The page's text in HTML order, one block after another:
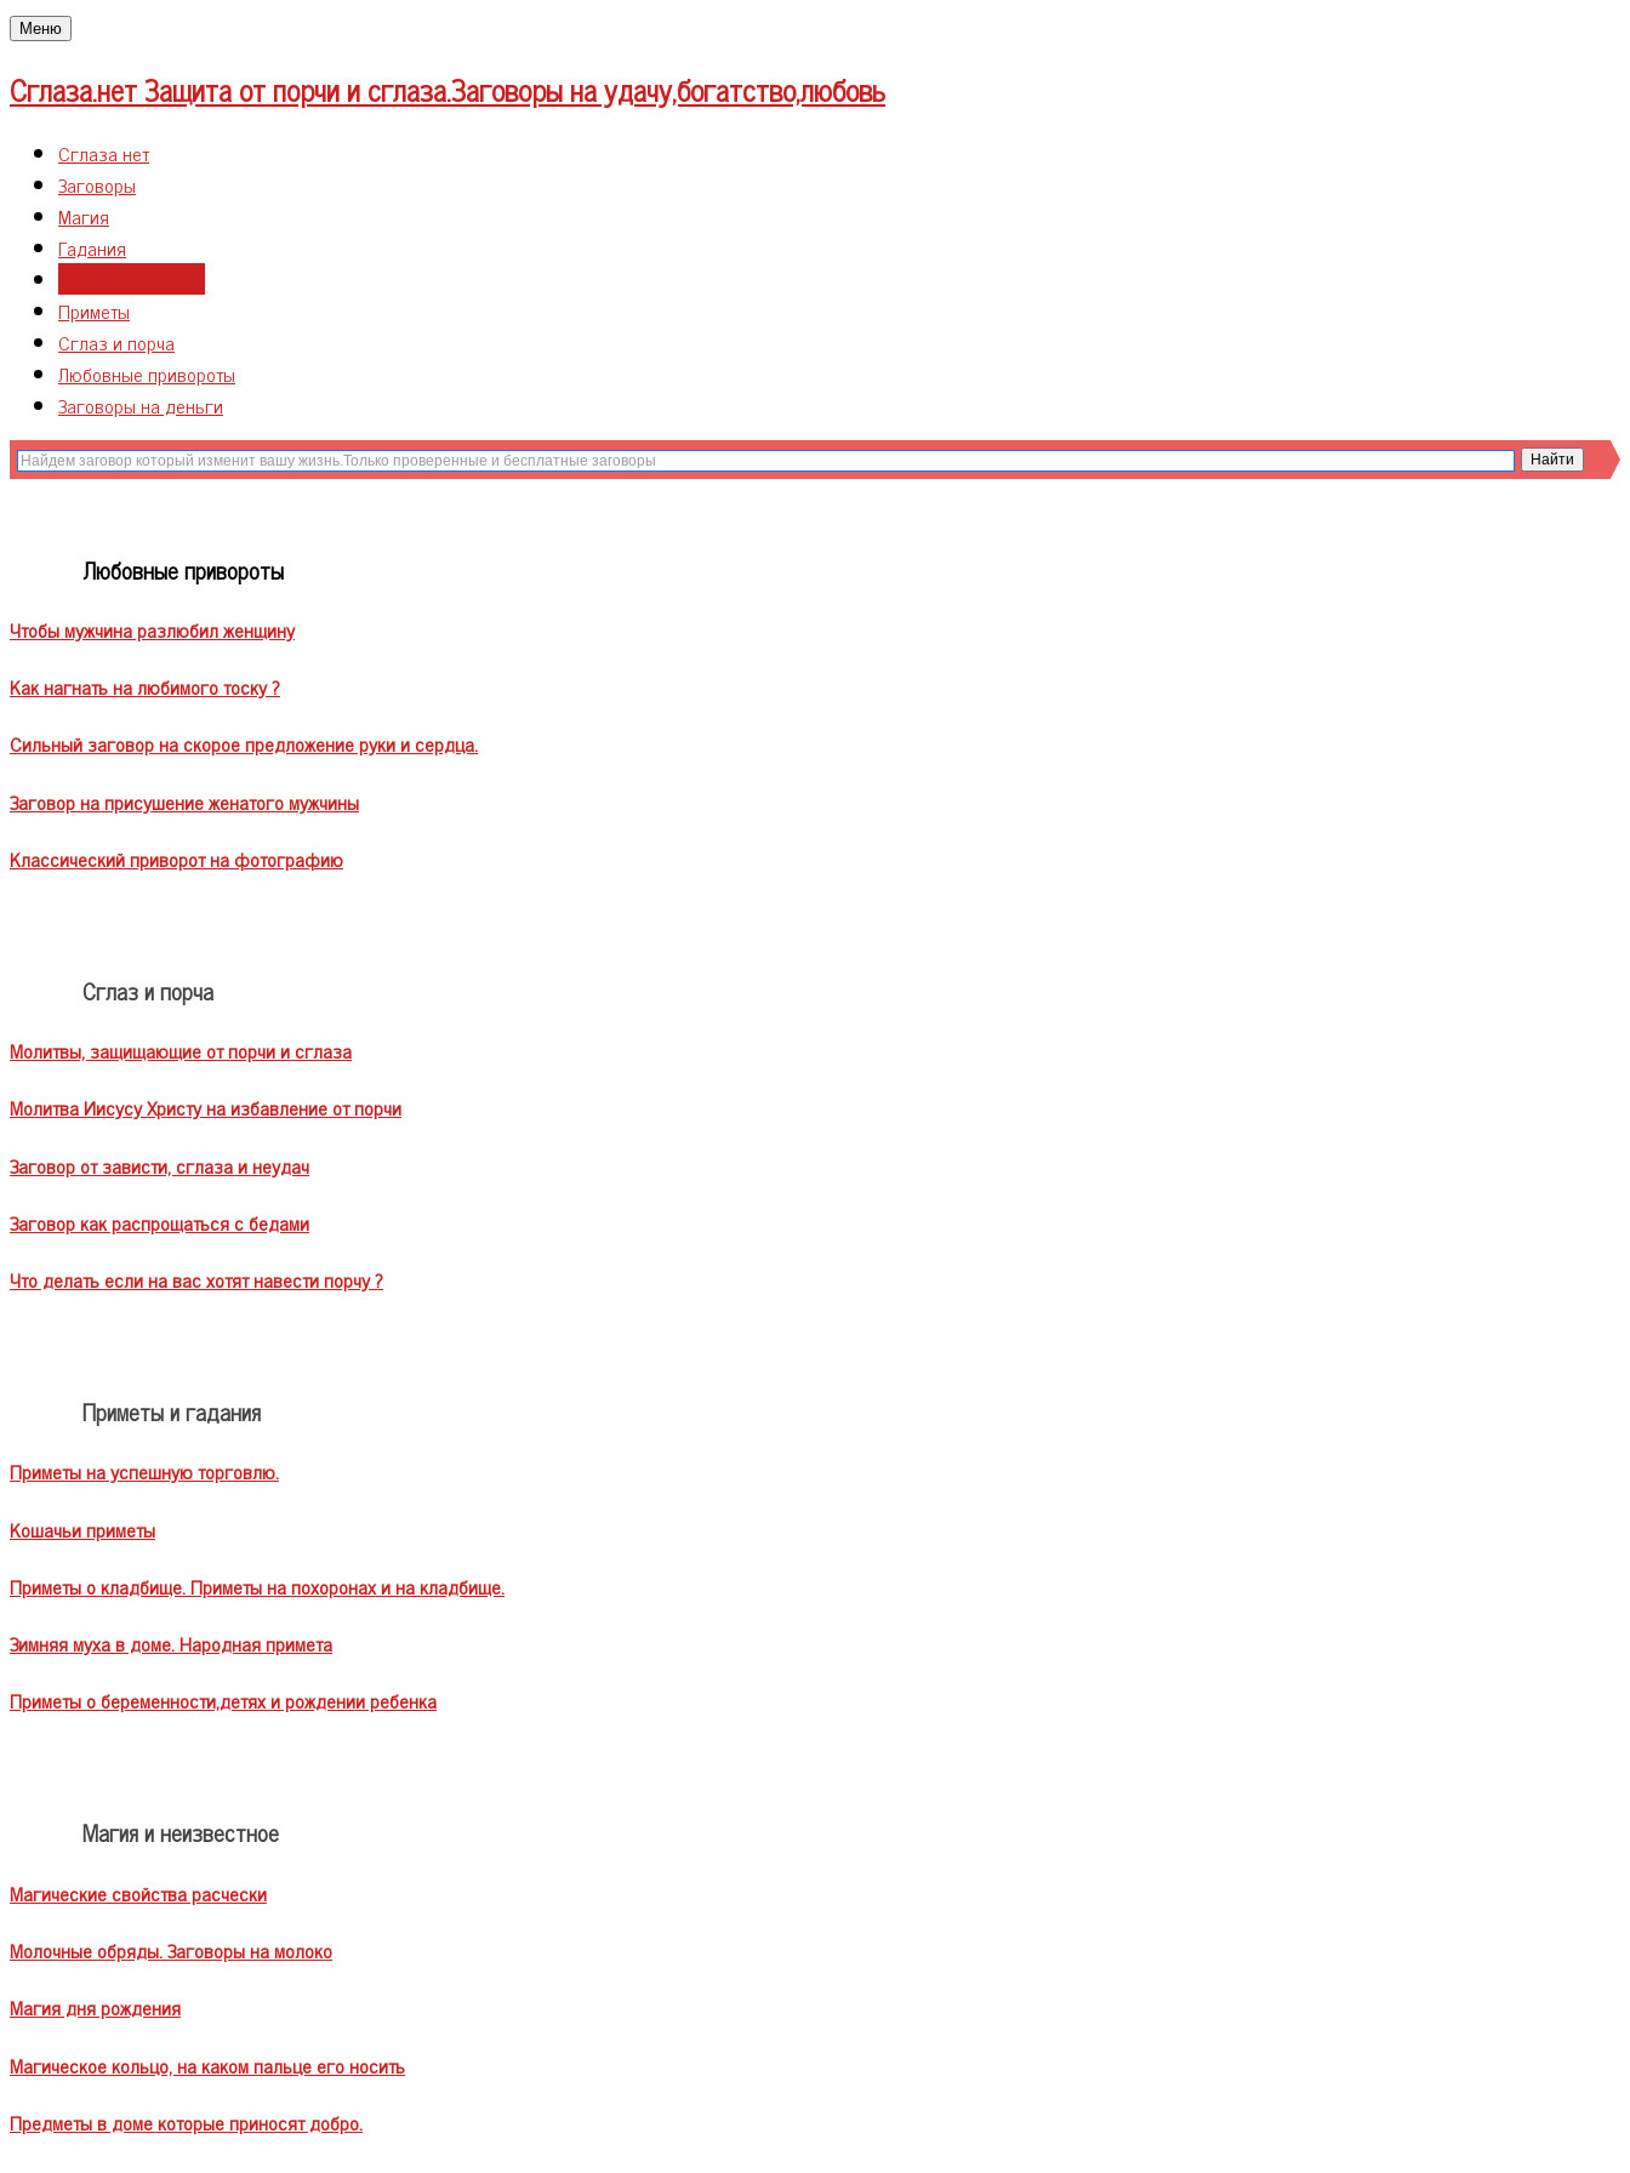
Меню
Сглаза.нетЗащита от порчи и сглаза.Заговоры на удачу,богатство,любовь
Сглаза нет
Заговоры
Магия
Гадания
Приметы
Сглаз и порча
Любовные привороты
Заговоры на деньги
Любовные привороты
Чтобы мужчина разлюбил женщину
Как нагнать на любимого тоску ?
Сильный заговор на скорое предложение руки и сердца.
Заговор на присушение женатого мужчины
Классический приворот на фотографию
Сглаз и порча
Молитвы, защищающие от порчи и сглаза
Молитва Иисусу Христу на избавление от порчи
Заговор от зависти, сглаза и неудач
Заговор как распрощаться с бедами
Что делать если на вас хотят навести порчу ?
Приметы и гадания
Приметы на успешную торговлю.
Кошачьи приметы
Приметы о кладбище. Приметы на похоронах и на кладбище.
Зимняя муха в доме. Народная примета
Приметы о беременности,детях и рождении ребенка
Магия и неизвестное
Магические свойства расчески
Молочные обряды. Заговоры на молоко
Магия дня рождения
Магическое кольцо, на каком пальце его носить
Предметы в доме которые приносят добро.